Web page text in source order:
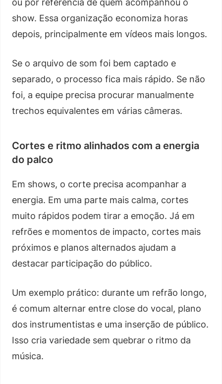
ou por referência de quem acompanhou o
show. Essa organização economiza horas
depois, principalmente em vídeos mais longos.
Se o arquivo de som foi bem captado e
separado, o processo fica mais rápido. Se não
foi, a equipe precisa procurar manualmente
trechos equivalentes em várias câmeras.
Cortes e ritmo alinhados com a energia
do palco
Em shows, o corte precisa acompanhar a
energia. Em uma parte mais calma, cortes
muito rápidos podem tirar a emoção. Já em
refrões e momentos de impacto, cortes mais
próximos e planos alternados ajudam a
destacar participação do público.
Um exemplo prático: durante um refrão longo,
é comum alternar entre close do vocal, plano
dos instrumentistas e uma inserção de público.
Isso cria variedade sem quebrar o ritmo da
música.